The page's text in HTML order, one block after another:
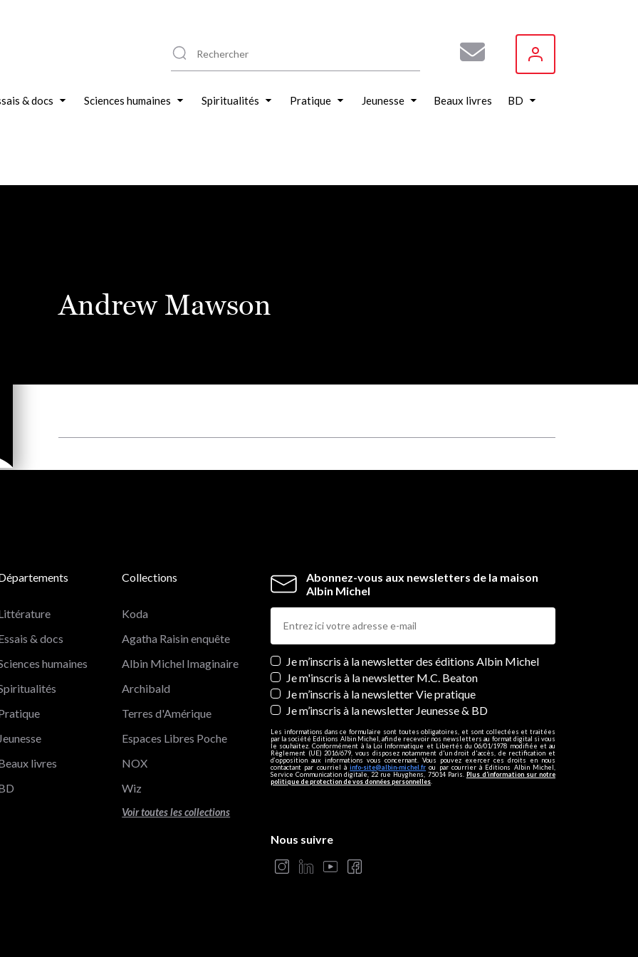
& docs Sciences humaines Spiritualités Pratique Jeunesse Beaux livres BD
Andrew Mawson
Abonnez-vous aux newsletters de la maison
Albin Michel
Newsletters
Je m’inscris à la newsletter des éditions Albin Michel
Je m'inscris à la newsletter M.C. Beaton
Je m’inscris à la newsletter Vie pratique
Je m’inscris à la newsletter Jeunesse & BD
Les informations dans ce formulaire sont toutes obligatoires, et sont collectées et traitées
par la société Editions Albin Michel, afin de recevoir nos newsletters au format digital si vous
le souhaitez. Conformément à la Loi Informatique et Libertés du 06/01/1978 modifiée et au
Règlement (UE) 2016/679, vous disposez notamment d'un droit d'accès, de rectification et
d’opposition aux informations vous concernant. Vous pouvez exercer ces droits en nous
contactant par courriel àinfo-site@albin-michel.fr ou par courrier à Editions Albin Michel,
Service Communication digitale, 22 rue Huyghens, 75014 Paris. Plus d’information sur notre
politique de protection de vos données personnelles
& docs
humaines
Jeunesse
livres
Collections
Koda
Agatha Raisin enquête
Albin Michel Imaginaire
Archibald
Terres d'Amérique
Espaces Libres Poche
NOX
Wiz
Voir toutes les collections
Nous suivre